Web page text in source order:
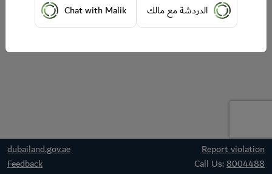
dubailand.gov.ae
Report violation
Feedback
Call Us:8004488
Chat with Malik
الدردشة مع مالك